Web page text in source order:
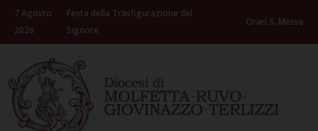
Skip
content
7 Agosto
2026
Festa della Trasfigurazione del
Signore
Orari S. Messe